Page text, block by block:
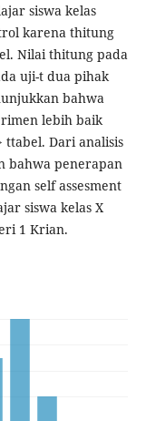
siswa kelas
karena thitung
Nilai thitung pada
uji-t dua pihak
bahwa
lebih baik
Dari analisis
bahwa penerapan
self assesment
siswa kelas X
1 Krian.